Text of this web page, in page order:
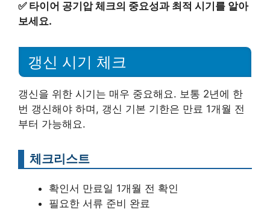
✅ 타이어 공기압 체크의 중요성과 최적 시기를 알아
보세요.
갱신 시기 체크
갱신을 위한 시기는 매우 중요해요. 보통 2년에 한
번 갱신해야 하며, 갱신 기본 기한은 만료 1개월 전
부터 가능해요.
체크리스트
확인서 만료일 1개월 전 확인
필요한 서류 준비 완료